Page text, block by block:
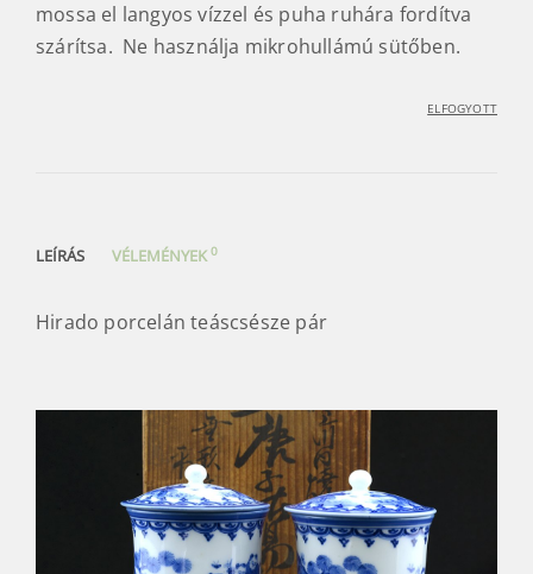
mossa el langyos vízzel és puha ruhára fordítva
szárítsa. Ne használja mikrohullámú sütőben.
ELFOGYOTT
LEÍRÁS VÉLEMÉNYEK0
Hirado porcelán teáscsésze pár